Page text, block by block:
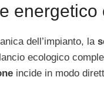
energetico
dell’impianto, la
ecologico
incide in modo